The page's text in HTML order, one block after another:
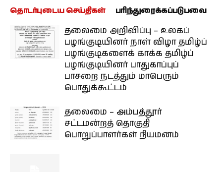
தொடர்புடைய செய்திகள் பரிந்துரைக்கப்படுபவை
தலைமை அறிவிப்பு – உலகப்
பழங்குடியினர் நாள் விழா தமிழ்ப்
பழங்குடிகளைக் காக்க தமிழ்ப்
பழங்குடியினர் பாதுகாப்புப்
பாசறை நடத்தும் மாபெரும்
பொதுக்கூட்டம்
தலைமை – அம்பத்தூர்
சட்டமன்றத் தொகுதி
பொறுப்பாளர்கள் நியமனம்